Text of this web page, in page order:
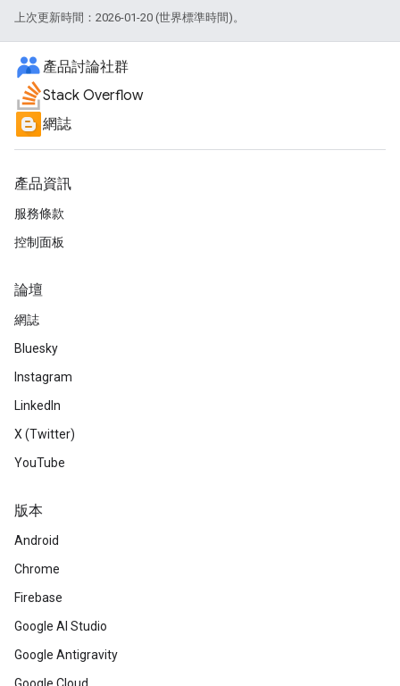
上次更新時間：2026-01-20 (世界標準時間)。
產品討論社群
Stack Overflow
網誌
產品資訊
服務條款
控制面板
論壇
網誌
Bluesky
Instagram
LinkedIn
X (Twitter)
YouTube
版本
Android
Chrome
Firebase
Google AI Studio
Google Antigravity